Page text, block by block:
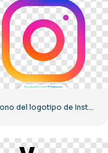
Icono del logotipo de Instagram lineal degradado